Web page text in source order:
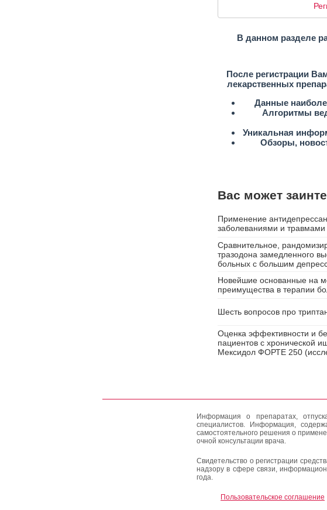
В данном разделе
После регистрации
лекарственных
Данные
Алгоритмы
Уникальная
Обзоры,
Вас может
Применение
заболеваниями и
Сравнительное,
тразодона замедленного
больных с большим
Новейшие основанные на
преимущества в терапии
Шесть вопросов про
Оценка эффективности и
пациентов с хронической
Мексидол ФОРТЕ 250
Информация о препаратах,
специалистов. Информация,
самостоятельного решения о
очной консультации врача.
Свидетельство о регистрации
надзору в сфере связи,
года.
Пользовательское соглашение